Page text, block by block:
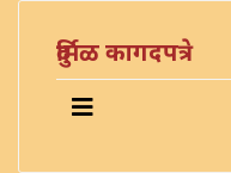
दुर्मिळ कागदपत्रे